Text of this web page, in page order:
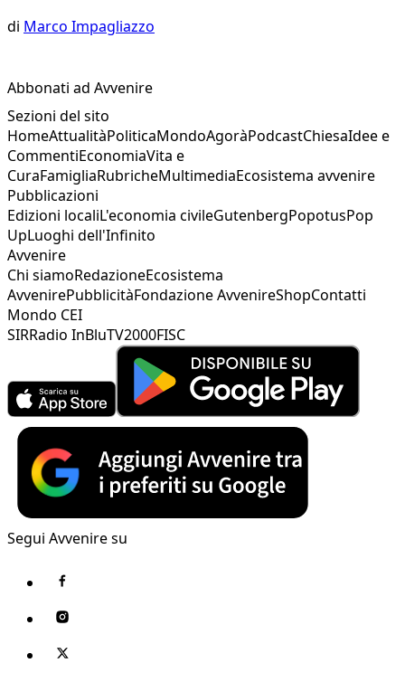
di Marco Impagliazzo
Abbonati ad Avvenire
Sezioni del sito
HomeAttualitàPoliticaMondoAgoràPodcastChiesaIdee e
CommentiEconomiaVita e
CuraFamigliaRubricheMultimediaEcosistema avvenire
Pubblicazioni
Edizioni localiL'economia civileGutenbergPopotusPop
UpLuoghi dell'Infinito
Avvenire
Chi siamoRedazioneEcosistema
AvvenirePubblicitàFondazione AvvenireShopContatti
Mondo CEI
SIRRadio InBluTV2000FISC
Segui Avvenire su